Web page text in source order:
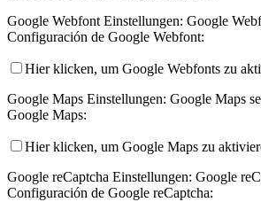
Google Webfont Einstellungen: Google
Configuración de Google Webfont:
Hier klicken, um Google Webfonts zu
Google Maps Einstellungen: Google Maps
Google Maps:
Hier klicken, um Google Maps zu
Google reCaptcha Einstellungen: Google
Configuración de Google reCaptcha: